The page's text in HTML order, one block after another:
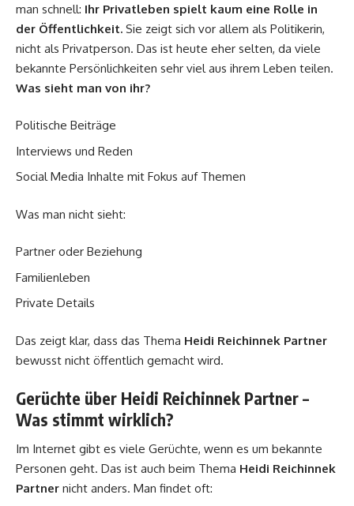
man schnell: Ihr Privatleben spielt kaum eine Rolle in
der Öffentlichkeit. Sie zeigt sich vor allem als Politikerin,
nicht als Privatperson. Das ist heute eher selten, da viele
bekannte Persönlichkeiten sehr viel aus ihrem Leben teilen.
Was sieht man von ihr?
Politische Beiträge
Interviews und Reden
Social Media Inhalte mit Fokus auf Themen
Was man nicht sieht:
Partner oder Beziehung
Familienleben
Private Details
Das zeigt klar, dass das Thema Heidi Reichinnek Partner
bewusst nicht öffentlich gemacht wird.
Gerüchte über Heidi Reichinnek Partner –
Was stimmt wirklich?
Im Internet gibt es viele Gerüchte, wenn es um bekannte
Personen geht. Das ist auch beim Thema Heidi Reichinnek
Partner nicht anders. Man findet oft: